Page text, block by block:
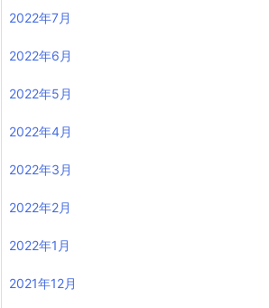
2022年7月
2022年6月
2022年5月
2022年4月
2022年3月
2022年2月
2022年1月
2021年12月